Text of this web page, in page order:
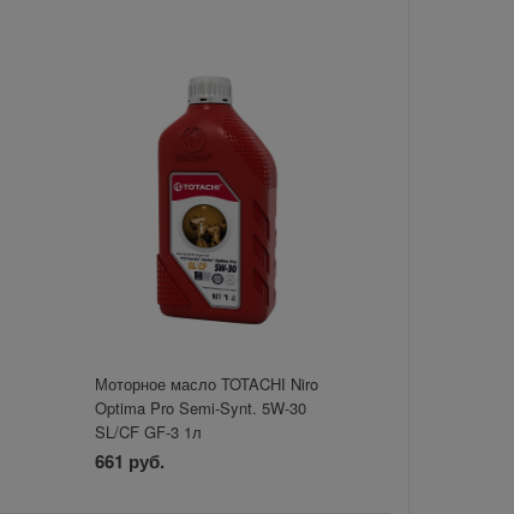
Моторное масло TOTACHI Niro
Optima Pro Semi-Synt. 5W-30
SL/CF GF-3 1л
661 руб.